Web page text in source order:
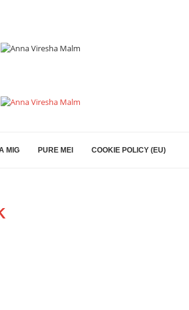
MIG PURE MEI COOKIE POLICY (EU)